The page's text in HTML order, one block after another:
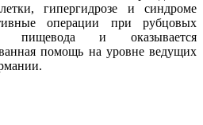
гипергидрозе и синдроме
операции при рубцовых
пищевода и оказывается
помощь на уровне ведущих